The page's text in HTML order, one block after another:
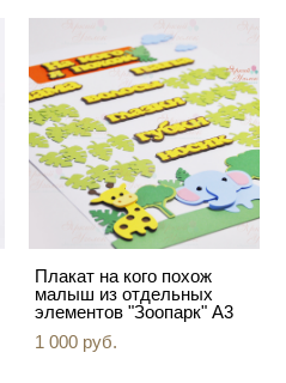
Плакат на кого похож
малыш из отдельных
элементов "Зоопарк" А3
1 000 pуб.